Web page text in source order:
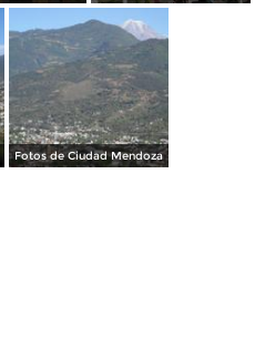
Fotos de Ciudad Mendoza